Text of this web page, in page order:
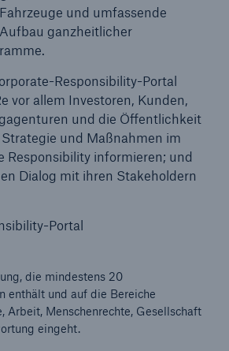
und umfassende
ganzheitlicher
Responsibility-Portal
vor allem Investoren, Kunden,
und die Öffentlichkeit
und Maßnahmen im
Responsibility informieren; und
Dialog mit ihren Stakeholdern
Portal
die mindestens 20
enthält und auf die Bereiche
Arbeit, Menschenrechte, Gesellschaft
eingeht.